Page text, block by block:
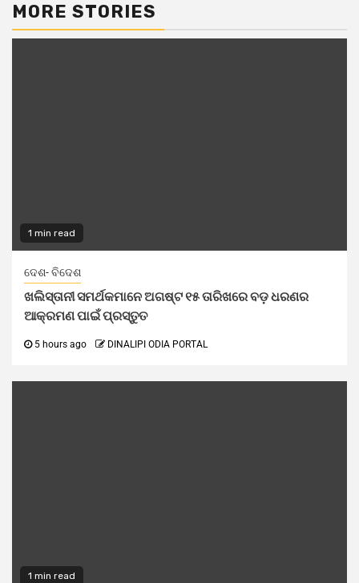
MORE STORIES
1 min read
ଦେଶ- ବିଦେଶ
ଖଲିସ୍ତାନୀ ସମର୍ଥକମାନେ ଅଗଷ୍ଟ ୧୫ ତାରିଖରେ ବଡ଼ ଧରଣର
ଆକ୍ରମଣ ପାଇଁ ପ୍ରସ୍ତୁତ
5 hours ago DINALIPI ODIA PORTAL
1 min read